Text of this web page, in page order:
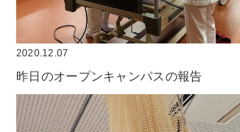
2020.12.07
昨日のオープンキャンパスの報告